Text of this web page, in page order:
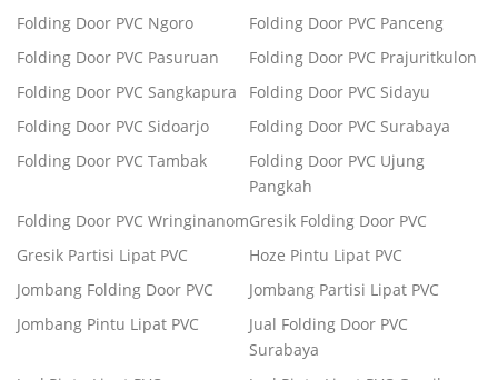
Folding Door PVC Ngoro
Folding Door PVC Panceng
Folding Door PVC Pasuruan
Folding Door PVC Prajuritkulon
Folding Door PVC Sangkapura
Folding Door PVC Sidayu
Folding Door PVC Sidoarjo
Folding Door PVC Surabaya
Folding Door PVC Tambak
Folding Door PVC Ujung
Pangkah
Folding Door PVC WringinanomGresik Folding Door PVC
Gresik Partisi Lipat PVC
Hoze Pintu Lipat PVC
Jombang Folding Door PVC
Jombang Partisi Lipat PVC
Jombang Pintu Lipat PVC
Jual Folding Door PVC
Surabaya